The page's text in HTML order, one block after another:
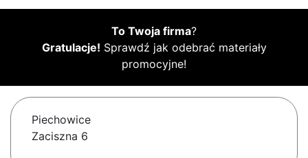
To Twoja firma?
Gratulacje! Sprawdź jak odebrać materiały
promocyjne!
Piechowice
Zaciszna 6